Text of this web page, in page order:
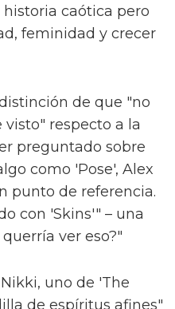
caótica pero
feminidad y crecer
de que "no
respecto a la
preguntado sobre
como 'Pose', Alex
punto de referencia.
con 'Skins'" – una
ver eso?"
uno de 'The
de espíritus afines"